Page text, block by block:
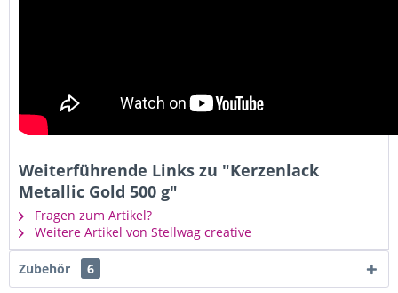
Weiterführende Links zu "Kerzenlack
Metallic Gold 500 g"
Fragen zum Artikel?
Weitere Artikel von Stellwag creative
Zubehör 6